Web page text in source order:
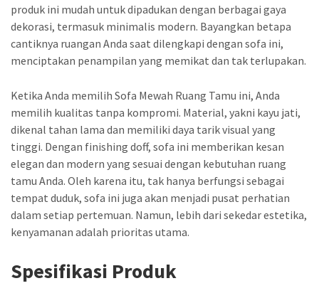
produk ini mudah untuk dipadukan dengan berbagai gaya
dekorasi, termasuk minimalis modern. Bayangkan betapa
cantiknya ruangan Anda saat dilengkapi dengan sofa ini,
menciptakan penampilan yang memikat dan tak terlupakan.
Ketika Anda memilih Sofa Mewah Ruang Tamu ini, Anda
memilih kualitas tanpa kompromi. Material, yakni kayu jati,
dikenal tahan lama dan memiliki daya tarik visual yang
tinggi. Dengan finishing doff, sofa ini memberikan kesan
elegan dan modern yang sesuai dengan kebutuhan ruang
tamu Anda. Oleh karena itu, tak hanya berfungsi sebagai
tempat duduk, sofa ini juga akan menjadi pusat perhatian
dalam setiap pertemuan. Namun, lebih dari sekedar estetika,
kenyamanan adalah prioritas utama.
Spesifikasi Produk